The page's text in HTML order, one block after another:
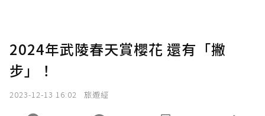
2024年武陵春天賞櫻花 還有「撇
步」！
2023-12-13 16:02 旅遊經